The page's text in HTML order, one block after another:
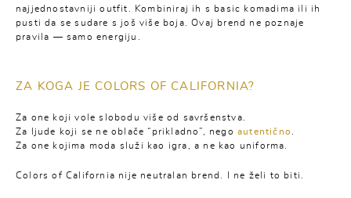
najjednostavniji outfit. Kombiniraj ih s basic komadima ili ih
pusti da se sudare s još više boja. Ovaj brend ne poznaje
pravila — samo energiju.
ZA KOGA JE COLORS OF CALIFORNIA?
Za one koji vole slobodu više od savršenstva.
Za ljude koji se ne oblače “prikladno”, negoautentično
Za one kojima moda služi kao igra, a ne kao uniforma.
Colors of California nije neutralan brend. I ne želi to biti.